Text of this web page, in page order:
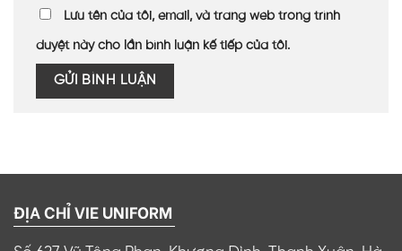
Lưu tên của tôi, email, và trang web trong trình
duyệt này cho lần bình luận kế tiếp của tôi.
ĐỊA CHỈ VIE UNIFORM